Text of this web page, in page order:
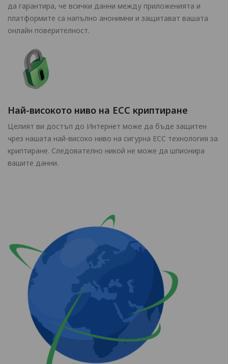
да гарантира, че всички данни между приложенията и
платформите са напълно анонимни и защитават вашата
онлайн поверителност.
Най-високото ниво на ECC криптиране
Целият ви достъп до Интернет може да бъде защитен
чрез нашата най-високо ниво на сигурна ECC технология за
криптиране. Следователно никой не може да шпионира
вашите данни.